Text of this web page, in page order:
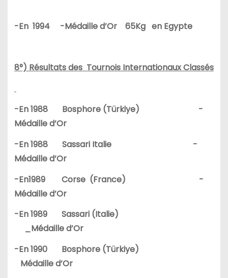
-En 1994 -Médaille d’Or 65Kg en Egypte
8°) Résultats des Tournois Internationaux Classés
-En 1988 Bosphore (Türkiye) -
Médaille d’Or
-En 1988 Sassari Italie -
Médaille d’Or
-En1989 Corse (France) -
Médaille d’Or
-En 1989 Sassari (Italie)
_Médaille d’Or
-En 1990 Bosphore (Türkiye)
Médaille d’Or